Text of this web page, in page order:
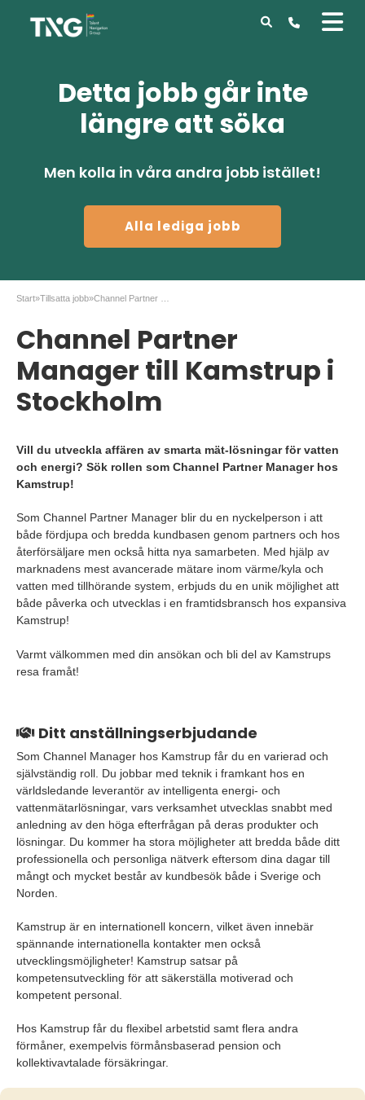
Detta jobb går inte
längre att söka
Men kolla in våra andra jobb istället!
Alla lediga jobb
Start»Tillsatta jobb»
Channel Partner
Manager till Kamstrup i
Stockholm
Vill du utveckla affären av smarta mät-lösningar för vatten
och energi? Sök rollen som Channel Partner Manager hos
Kamstrup!
Som Channel Partner Manager blir du en nyckelperson i att
både fördjupa och bredda kundbasen genom partners och hos
återförsäljare men också hitta nya samarbeten. Med hjälp av
marknadens mest avancerade mätare inom värme/kyla och
vatten med tillhörande system, erbjuds du en unik möjlighet att
både påverka och utvecklas i en framtidsbransch hos expansiva
Kamstrup!
Varmt välkommen med din ansökan och bli del av Kamstrups
resa framåt!
Ditt anställningserbjudande
Som Channel Manager hos Kamstrup får du en varierad och
självständig roll. Du jobbar med teknik i framkant hos en
världsledande leverantör av intelligenta energi- och
vattenmätarlösningar, vars verksamhet utvecklas snabbt med
anledning av den höga efterfrågan på deras produkter och
lösningar. Du kommer ha stora möjligheter att bredda både ditt
professionella och personliga nätverk eftersom dina dagar till
mångt och mycket består av kundbesök både i Sverige och
Norden.
Kamstrup är en internationell koncern, vilket även innebär
spännande internationella kontakter men också
utvecklingsmöjligheter! Kamstrup satsar på
kompetensutveckling för att säkerställa motiverad och
kompetent personal.
Hos Kamstrup får du flexibel arbetstid samt flera andra
förmåner, exempelvis förmånsbaserad pension och
kollektivavtalade försäkringar.